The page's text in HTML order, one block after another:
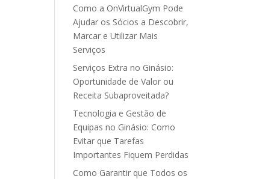
Como a OnVirtualGym Pode
Ajudar os Sócios a Descobrir,
Marcar e Utilizar Mais
Serviços
Serviços Extra no Ginásio:
Oportunidade de Valor ou
Receita Subaproveitada?
Tecnologia e Gestão de
Equipas no Ginásio: Como
Evitar que Tarefas
Importantes Fiquem Perdidas
Como Garantir que Todos os